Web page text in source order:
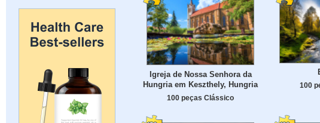
Igreja de Nossa Senhora da
Hungria em Keszthely, Hungria
100 peças Clássico
100